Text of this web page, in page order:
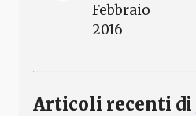
Febbraio
2016
Articoli recenti di